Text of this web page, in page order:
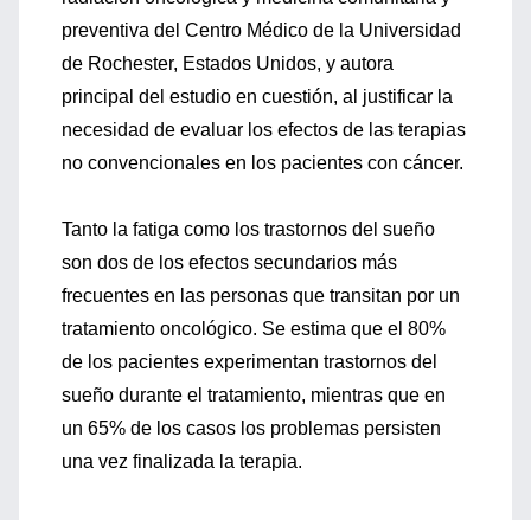
preventiva del Centro Médico de la Universidad
de Rochester, Estados Unidos, y autora
principal del estudio en cuestión, al justificar la
necesidad de evaluar los efectos de las terapias
no convencionales en los pacientes con cáncer.
Tanto la fatiga como los trastornos del sueño
son dos de los efectos secundarios más
frecuentes en las personas que transitan por un
tratamiento oncológico. Se estima que el 80%
de los pacientes experimentan trastornos del
sueño durante el tratamiento, mientras que en
un 65% de los casos los problemas persisten
una vez finalizada la terapia.